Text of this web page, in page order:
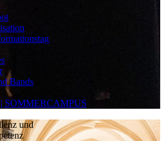
Bands
| SOMMERCAMPUS
und